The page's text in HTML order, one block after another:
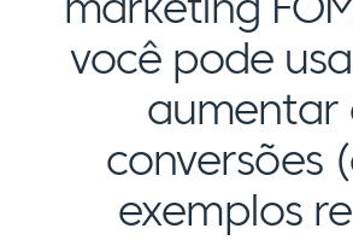
você pode
aumentar
conversões
exemplos